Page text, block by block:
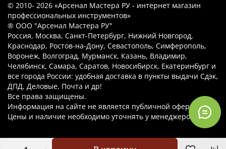
© 2010- 2026 «Арсенал Мастера РУ - интернет магазин
профессиональных инструментов»
® ООО "Арсенал Мастера РУ"
Россия, Москва, Санкт-Петербург, Нижний Новгород,
Краснодар, Ростов-на-Дону, Севастополь, Симферополь,
Воронеж, Волгоград, Мурманск, Казань, Владимир,
Челябинск, Самара, Саратов, Новосибирск, Екатеринбург и
все города России: удобная доставка в пункты выдачи Сдэк,
ДПД, Деловые, Почта и др!
Все права защищены.
Информация на сайте не является публичной офертой.
Цены и наличие необходимо уточнять у менеджеров.